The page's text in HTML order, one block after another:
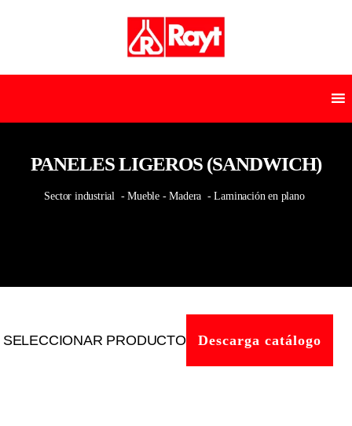
PANELES LIGEROS (SANDWICH)
Sector industrial - Mueble - Madera - Laminación en plano
SELECCIONAR PRODUCTO Descarga catálogo